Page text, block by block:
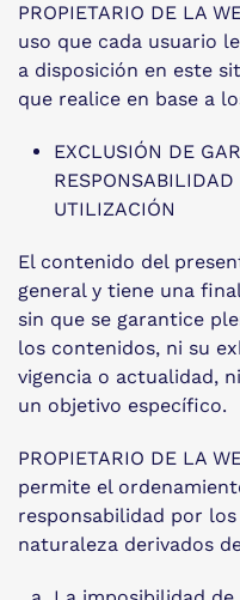
PROPIETARIO DE LA
uso que cada usuario
a disposición en este
que realice en base a
EXCLUSIÓN DE
UTILIZACIÓN
El contenido del
general y tiene una
sin que se garantice
los contenidos, ni su
vigencia o actualidad,
un objetivo específico.
PROPIETARIO DE LA
permite el
responsabilidad por
naturaleza derivados